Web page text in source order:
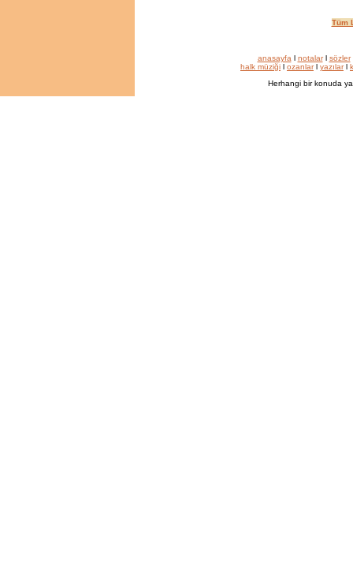
Tüm
anasayfa l notalarl sözler
halk müziği l ozanlarl yazılarl
Herhangi bir konuda